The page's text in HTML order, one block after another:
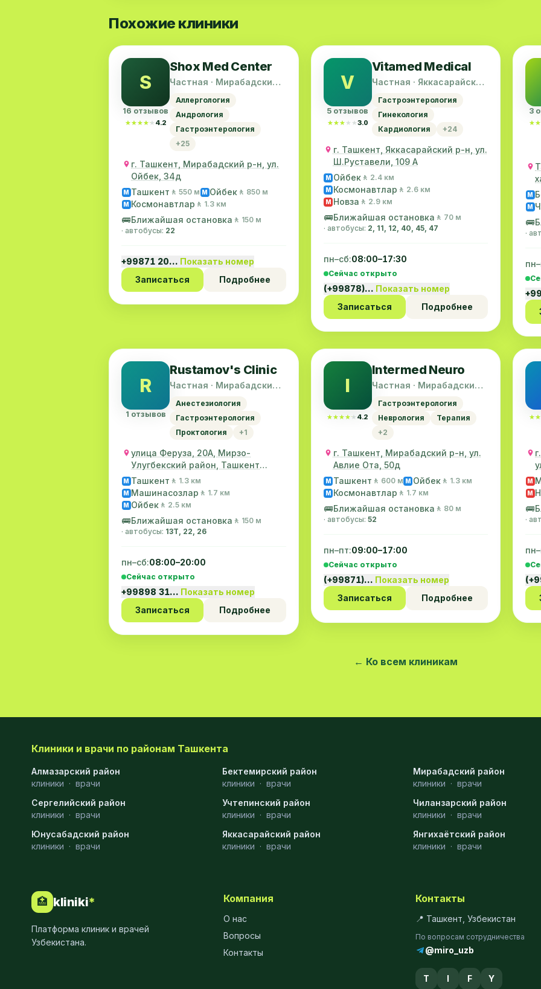
Похожие клиники
S
16 отзывов
★★★★★
★★★★★ 4.2
Shox Med Center
Частная · Мирабадский
Аллергология
Андрология
Гастроэнтерология
+25
г. Ташкент, Мирабадский р-н, ул.
Ойбек, 34д
M Ташкент 🚶 550 м M Ойбек 🚶 850 м
M Космонавтлар 🚶 1.3 км
🚌Ближайшая остановка 🚶 150 м
· автобусы: 22
+99871 20… Показать номер
Записаться
Подробнее
V
5 отзывов
★★★★★
★★★★★3.0
Vitamed Medical
Частная · Яккасарайский
Гастроэнтерология
Гинекология
Кардиология
+24
г. Ташкент, Яккасарайский р-н, ул.
Ш.Руставели, 109 А
M Ойбек🚶 2.4 км
M Космонавтлар 🚶 2.6 км
M Новза 🚶 2.9 км
🚌Ближайшая остановка 🚶 70 м
· автобусы: 2, 11, 12, 40, 45, 47
пн–сб:08:00–17:30
Сейчас открыто
(+99878)… Показать номер
Записаться
Подробнее
3
M
M
🚌
·
R
1 отзывов
Rustamov's Clinic
Частная · Мирабадский
Анестезиология
Гастроэнтерология
Проктология
+1
улица Феруза, 20А, Мирзо-
Улугбекский район, Ташкент
Ориентир: школа №221
M Ташкент 🚶 1.3 км
M Машинасозлар 🚶 1.7 км
M Ойбек 🚶 2.5 км
🚌Ближайшая остановка 🚶 150 м
· автобусы: 13Т, 22, 26
пн–сб:08:00–20:00
Сейчас открыто
+99898 31… Показать номер
Записаться
Подробнее
I
★★★★★
★★★★★ 4.2
Intermed Neuro
Частная · Мирабадский
Гастроэнтерология
Неврология
Терапия
+2
г. Ташкент, Мирабадский р-н, ул.
Авлие Ота, 50д
M Ташкент 🚶 600 м M Ойбек🚶 1.3 км
M Космонавтлар 🚶 1.7 км
🚌Ближайшая остановка 🚶 80 м
· автобусы: 52
пн–пт:09:00–17:00
Сейчас открыто
(+99871)… Показать номер
Записаться
Подробнее
M
M
🚌
·
← Ко всем клиникам
Клиники и врачи по районам Ташкента
Алмазарский район
клиники · врачи
Бектемирский район
клиники · врачи
Мирабадский район
клиники · врачи
Сергелийский район
клиники · врачи
Учтепинский район
клиники · врачи
Чиланзарский район
клиники · врачи
Юнусабадский район
клиники · врачи
Яккасарайский район
клиники · врачи
Янгихаётский район
клиники · врачи
🏥 kliniki*
Платформа клиник и врачей
Узбекистана.
Компания
О нас
Вопросы
Контакты
Контакты
📍 Ташкент, Узбекистан
По вопросам сотрудничества
@miro_uzb
T I F Y